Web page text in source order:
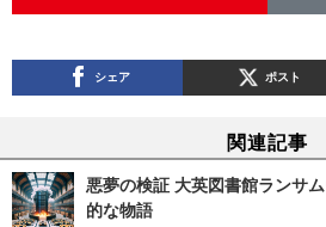
シェア ポスト
関連記事
悪夢の検証 大英図書館ランサ
的な物語